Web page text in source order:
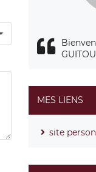
MES LIENS
site